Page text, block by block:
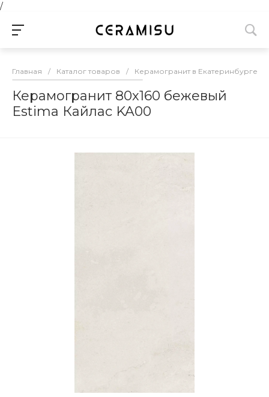
/
Главная / Каталог товаров / Керамогранит в Екатеринбурге
Керамогранит 80х160 бежевый
Estima Кайлас KA00